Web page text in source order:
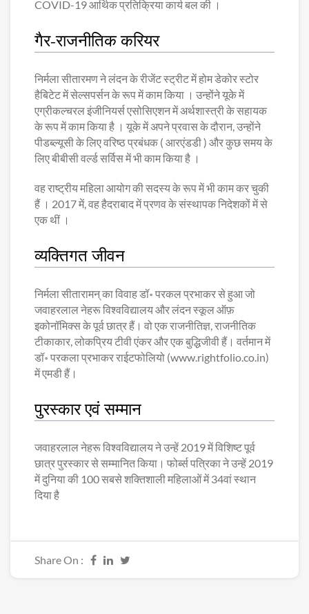
COVID-19 आर्थिक प्रतिक्रिया कार्य बल की ।
गैर-राजनीतिक करियर
निर्मला सीतारमण ने लंदन के रीजेंट स्ट्रीट में होम डेकोर स्टोर
हैबिटेट में सेल्सपर्सन के रूप में काम किया । उन्होंने यूके में
एग्रीकल्चरल इंजीनियर्स एसोसिएशन में अर्थशास्त्री के सहायक
के रूप में काम किया है । यूके में अपने प्रवास के दौरान, उन्होंने
पीडब्ल्यूसी के लिए वरिष्ठ प्रबंधक ( आरएंडडी ) और कुछ समय के
लिए बीबीसी वर्ल्ड सर्विस में भी काम किया है ।
वह राष्ट्रीय महिला आयोग की सदस्य के रूप में भी काम कर चुकी
हैं । 2017 में, वह हैदराबाद में प्रणव के संस्थापक निदेशकों में से
एक थीं ।
व्यक्तिगत जीवन
निर्मला सीतारामन् का विवाह डॉ॰ परकल प्रभाकर से हुआ जो
जवाहरलाल नेहरू विश्वविद्यालय और लंदन स्कूल ऑफ़
इकोनॉमिक्स के पूर्व छात्र हैं। वो एक राजनीतिज्ञ, राजनीतिक
टीकाकार, लोकप्रिय टीवी एंकर और एक बुद्धिजीवी हैं। वर्तमान में
डॉ॰ परकला प्रभाकर राईटफोलियो (www.rightfolio.co.in)
में एमडी हैं।
पुरस्कार एवं सम्मान
जवाहरलाल नेहरू विश्वविद्यालय ने उन्हें 2019 में विशिष्ट पूर्व
छात्र पुरस्कार से सम्मानित किया। फोर्ब्स पत्रिका ने उन्हें 2019
में दुनिया की 100 सबसे शक्तिशाली महिलाओं में 34वां स्थान
दिया है
Share On :